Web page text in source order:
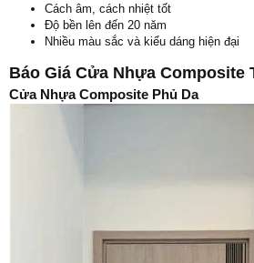
Cách âm, cách nhiệt tốt
Độ bền lên đến 20 năm
Nhiều màu sắc và kiểu dáng hiện đại
Báo Giá Cửa Nhựa Composite
Cửa Nhựa Composite Phủ Da